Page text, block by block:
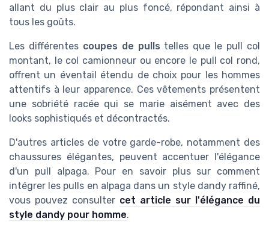
allant du plus clair au plus foncé, répondant ainsi à
tous les goûts.
Les différentes coupes de pulls telles que le pull col
montant, le col camionneur ou encore le pull col rond,
offrent un éventail étendu de choix pour les hommes
attentifs à leur apparence. Ces vêtements présentent
une sobriété racée qui se marie aisément avec des
looks sophistiqués et décontractés.
D'autres articles de votre garde-robe, notamment des
chaussures élégantes, peuvent accentuer l'élégance
d'un pull alpaga. Pour en savoir plus sur comment
intégrer les pulls en alpaga dans un style dandy raffiné,
vous pouvez consulter cet article sur l'élégance du
style dandy pour homme.